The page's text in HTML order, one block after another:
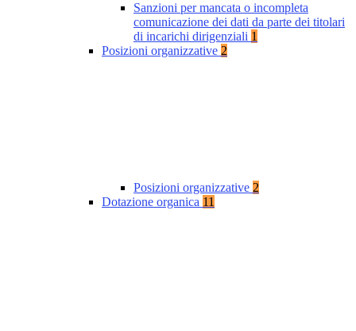
Sanzioni per mancata o incompleta
comunicazione dei dati da parte dei titolari
di incarichi dirigenziali 1
Posizioni organizzative 2
Posizioni organizzative 2
Dotazione organica 11